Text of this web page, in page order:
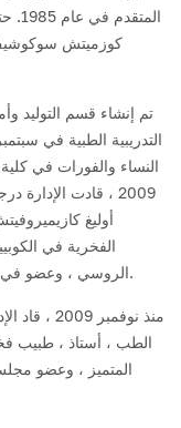
المتقدم في عام 1985.
تم إنشاء قسم التوليد
النساء والفورات في
2009 ، قادت
أوليغ
الفخرية في
الروسي ، وعضو في مجلس إدارة الرابطة الروسية لأخصائيي التوليد.
منذ
الطب ، أستاذ ، طبيب
المتميز ، وعضو